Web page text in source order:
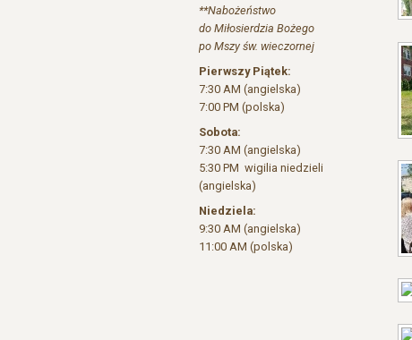
**Nabożeństwo
do Miłosierdzia Bożego
po Mszy św. wieczornej
Pierwszy Piątek:
7:30 AM (angielska)
7:00 PM (polska)
Sobota:
7:30 AM (angielska)
5:30 PM wigilia niedzieli
(angielska)
Niedziela:
9:30 AM (angielska)
11:00 AM (polska)